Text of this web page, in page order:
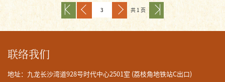
共 1 页
联络我们
地址：九龙长沙湾道928号时代中心2501室 (荔枝角地铁站C出口)